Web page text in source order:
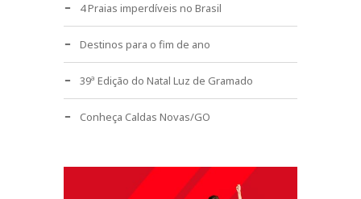
4 Praias imperdíveis no Brasil
Destinos para o fim de ano
39ª Edição do Natal Luz de Gramado
Conheça Caldas Novas/GO